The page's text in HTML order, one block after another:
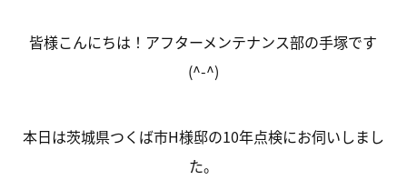
皆様こんにちは！アフターメンテナンス部の手塚です
(^-^)
本日は茨城県つくば市H様邸の10年点検にお伺いしまし
た。